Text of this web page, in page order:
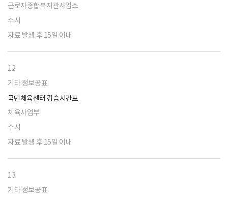
근로자종합복지관사업소
수시
자료 발생 후 15일 이내
12
기타 정보공표
국민체육센터 강습시간표
체육사업부
수시
자료 발생 후 15일 이내
13
기타 정보공표